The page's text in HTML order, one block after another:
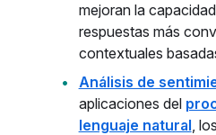
mejoran la
respuestas más
contextuales
Análisis de
aplicaciones del
lenguaje natural,